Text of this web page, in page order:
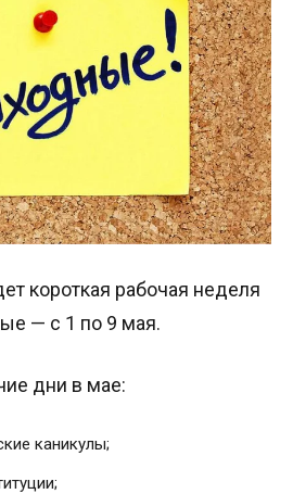
короткая рабочая неделя
— с 1 по 9 мая.
дни в мае:
каникулы;